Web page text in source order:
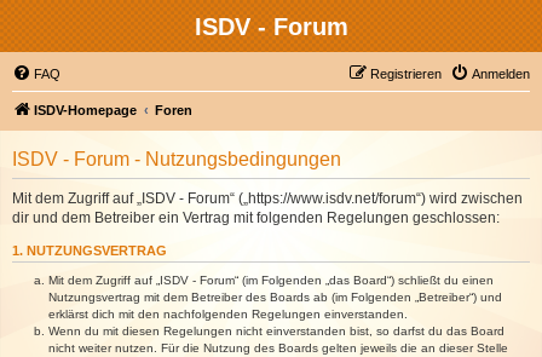
ISDV - Forum
FAQ Anmelden
Registrieren
ISDV-Homepage Foren
ISDV - Forum - Nutzungsbedingungen
Mit dem Zugriff auf „ISDV - Forum“ („https://www.isdv.net/forum“) wird zwischen
dir und dem Betreiber ein Vertrag mit folgenden Regelungen geschlossen:
1. NUTZUNGSVERTRAG
Mit dem Zugriff auf „ISDV - Forum“ (im Folgenden „das Board“) schließt du einen
Nutzungsvertrag mit dem Betreiber des Boards ab (im Folgenden „Betreiber“) und
erklärst dich mit den nachfolgenden Regelungen einverstanden.
Wenn du mit diesen Regelungen nicht einverstanden bist, so darfst du das Board
nicht weiter nutzen. Für die Nutzung des Boards gelten jeweils die an dieser Stelle